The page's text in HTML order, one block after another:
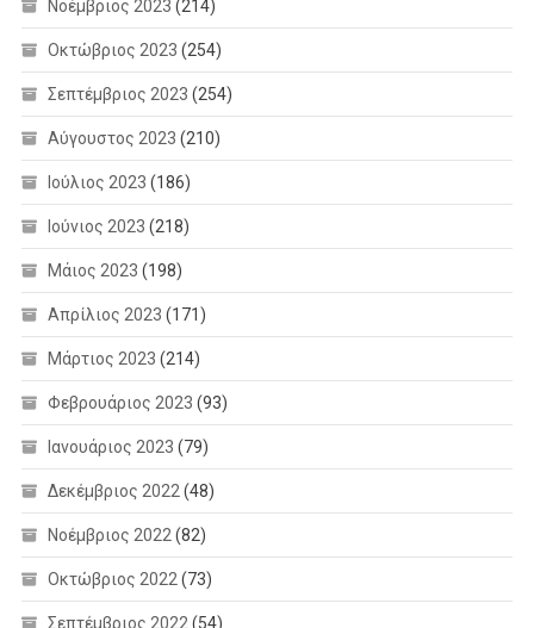
Νοέμβριος 2023 (214)
Οκτώβριος 2023 (254)
Σεπτέμβριος 2023 (254)
Αύγουστος 2023 (210)
Ιούλιος 2023 (186)
Ιούνιος 2023 (218)
Μάιος 2023 (198)
Απρίλιος 2023 (171)
Μάρτιος 2023 (214)
Φεβρουάριος 2023 (93)
Ιανουάριος 2023 (79)
Δεκέμβριος 2022 (48)
Νοέμβριος 2022 (82)
Οκτώβριος 2022 (73)
Σεπτέμβριος 2022 (54)